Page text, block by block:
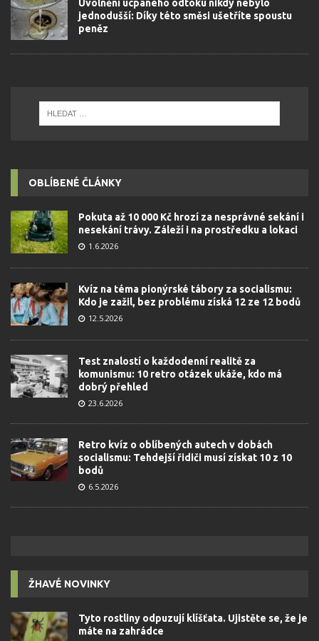
Uvolnění ucpaného odtoku nikdy nebylo
jednodušší: Díky této směsi ušetříte spoustu
peněz
OBLÍBENÉ ČLÁNKY
Pokuta až 10 000 Kč hrozí za nesprávné sekání i
nesekání trávy. Záleží i na prostředku a lokaci
1.6.2026
Kvíz na téma pionýrské tábory za socialismu:
Kdo je zažil, bez problému získá 12 ze 12 bodů
12.5.2026
Test znalostí o každodenní realitě za
komunismu: 10 retro otázek ukáže, kdo má
dobrý přehled
23.6.2026
Retro kvíz o oblíbených autech v dobách
socialismu: Tehdejší řidiči musí získat 10 z 10
bodů
6.5.2026
ŽHAVÉ NOVINKY
Tyto rostliny odpuzují klíšťata. Ujistěte se, že je
máte na zahrádce